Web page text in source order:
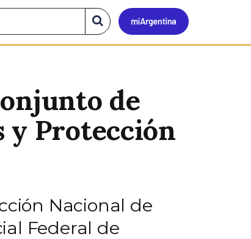
Mi
Buscar
en
el
de
y Protección
Nacional de
Federal de